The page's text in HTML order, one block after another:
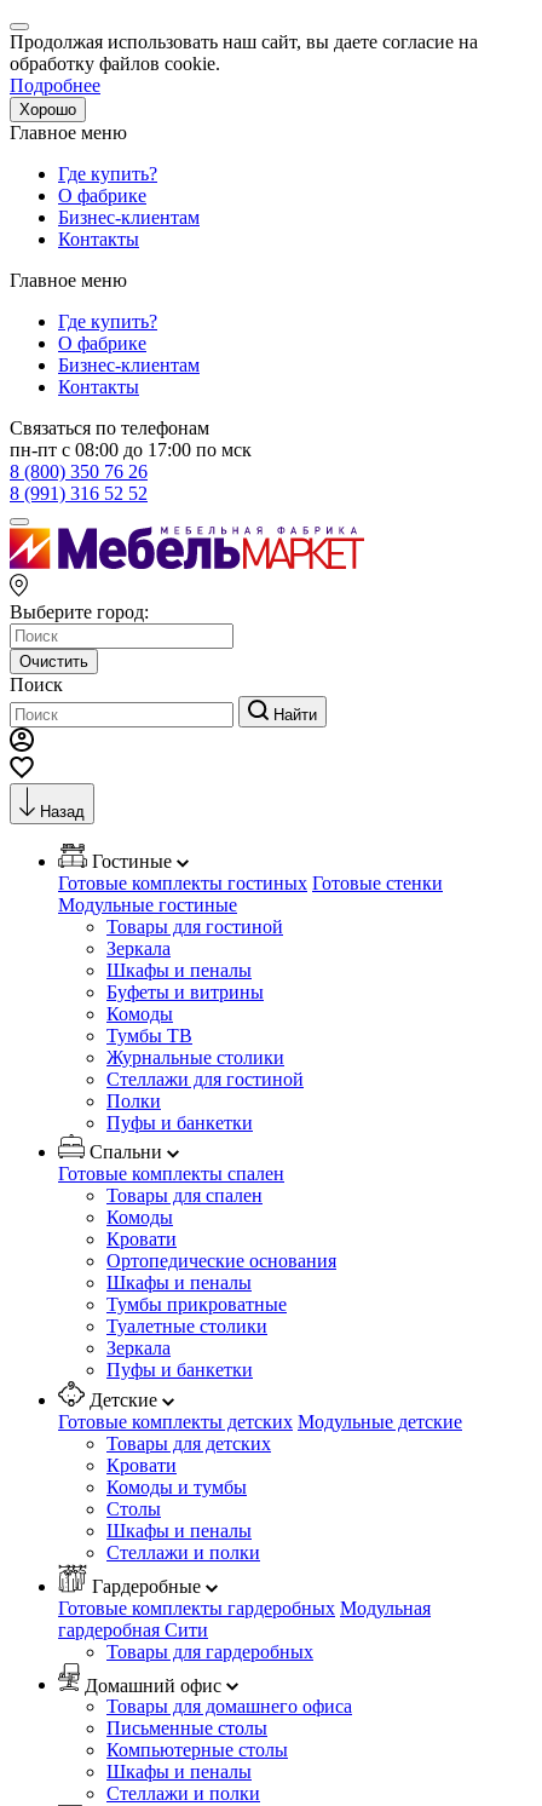
Продолжая использовать наш сайт, вы даете согласие на
обработку файлов cookie.
Подробнее
Хорошо
Главное меню
Где купить?
О фабрике
Бизнес-клиентам
Контакты
Главное меню
Где купить?
О фабрике
Бизнес-клиентам
Контакты
Связаться по телефонам
пн-пт с 08:00 до 17:00 по мск
8 (800) 350 76 26
8 (991) 316 52 52
Выберите город:
Очистить
Поиск
Найти
Назад
Гостиные
Готовые комплекты гостиных Готовые стенки
Модульные гостиные
Товары для гостиной
Зеркала
Шкафы и пеналы
Буфеты и витрины
Комоды
Тумбы ТВ
Журнальные столики
Стеллажи для гостиной
Полки
Пуфы и банкетки
Спальни
Готовые комплекты спален
Товары для спален
Комоды
Кровати
Ортопедические основания
Шкафы и пеналы
Тумбы прикроватные
Туалетные столики
Зеркала
Пуфы и банкетки
Детские
Готовые комплекты детских Модульные детские
Товары для детских
Кровати
Комоды и тумбы
Столы
Шкафы и пеналы
Стеллажи и полки
Гардеробные
Готовые комплекты гардеробных Модульная
гардеробная Сити
Товары для гардеробных
Домашний офис
Товары для домашнего офиса
Письменные столы
Компьютерные столы
Шкафы и пеналы
Стеллажи и полки